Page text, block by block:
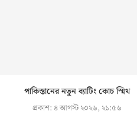
পাকিস্তানের নতুন ব্যাটিং কোচ স্মিথ
প্রকাশ: ৪ আগস্ট ২০২৬, ২১:৫৬